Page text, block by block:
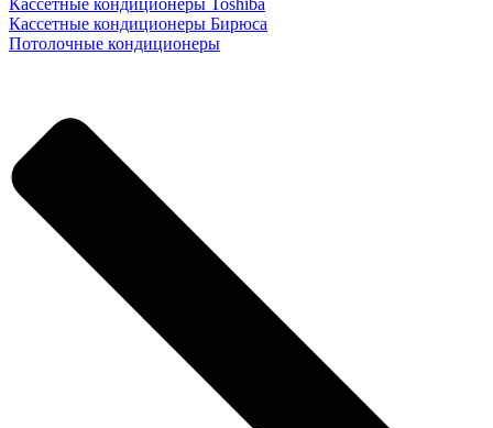
Кассетные кондиционеры Бирюса
Потолочные кондиционеры